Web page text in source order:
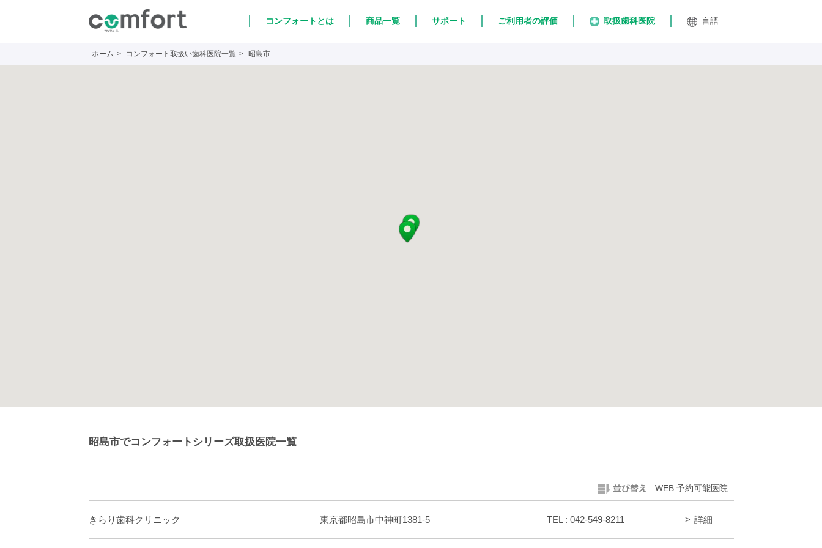
コンフォートとは 商品一覧 サポート ご利用者の評価 取扱歯科医院 言語
ホーム コンフォート取扱い歯科医院一覧 昭島市
昭島市でコンフォートシリーズ取扱医院一覧
WEB 予約可能医院
きらり歯科クリニック 東京都昭島市中神町1381-5 TEL : 042-549-8211 詳細